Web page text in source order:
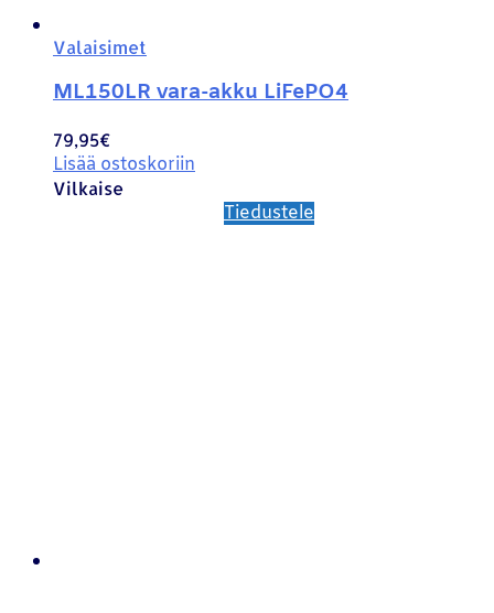
Valaisimet
ML150LR vara-akku LiFePO4
79,95€
Lisää ostoskoriin
Vilkaise
Tiedustele